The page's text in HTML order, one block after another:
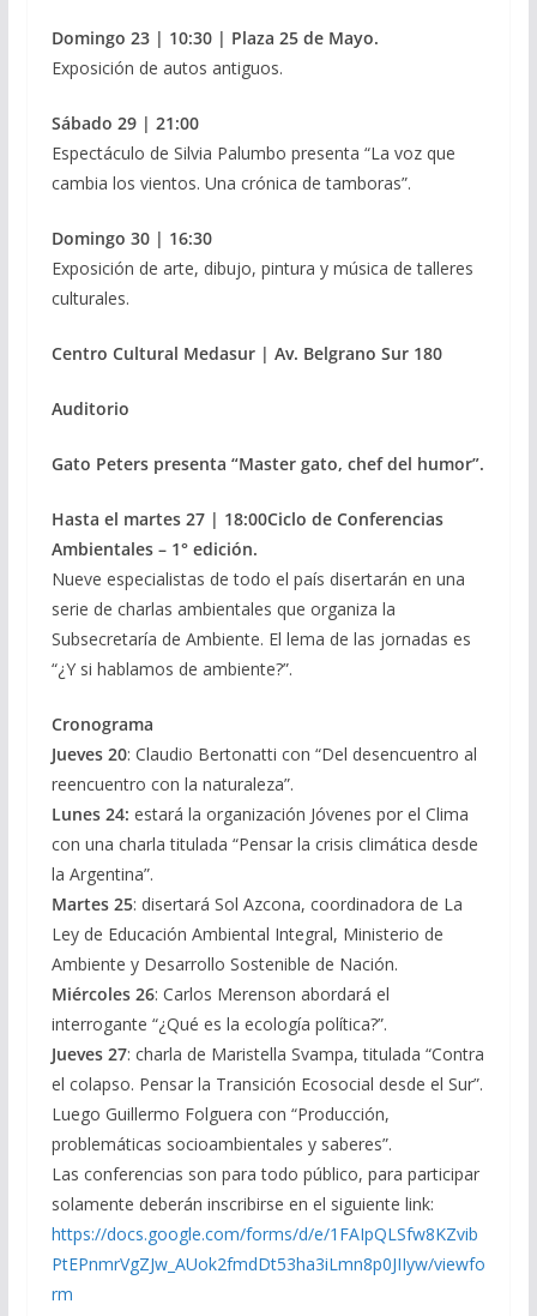
Domingo 23 | 10:30 | Plaza 25 de Mayo.
Exposición de autos antiguos.
Sábado 29 | 21:00
Espectáculo de Silvia Palumbo presenta “La voz que
cambia los vientos. Una crónica de tamboras”.
Domingo 30 | 16:30
Exposición de arte, dibujo, pintura y música de talleres
culturales.
Centro Cultural Medasur | Av. Belgrano Sur 180
Auditorio
Gato Peters presenta “Master gato, chef del humor”.
Hasta el martes 27 | 18:00Ciclo de Conferencias
Ambientales – 1° edición.
Nueve especialistas de todo el país disertarán en una
serie de charlas ambientales que organiza la
Subsecretaría de Ambiente. El lema de las jornadas es
“¿Y si hablamos de ambiente?”.
Cronograma
Jueves 20: Claudio Bertonatti con “Del desencuentro al
reencuentro con la naturaleza”.
Lunes 24: estará la organización Jóvenes por el Clima
con una charla titulada “Pensar la crisis climática desde
la Argentina”.
Martes 25: disertará Sol Azcona, coordinadora de La
Ley de Educación Ambiental Integral, Ministerio de
Ambiente y Desarrollo Sostenible de Nación.
Miércoles 26: Carlos Merenson abordará el
interrogante “¿Qué es la ecología política?”.
Jueves 27: charla de Maristella Svampa, titulada “Contra
el colapso. Pensar la Transición Ecosocial desde el Sur”.
Luego Guillermo Folguera con “Producción,
problemáticas socioambientales y saberes”.
Las conferencias son para todo público, para participar
solamente deberán inscribirse en el siguiente link:
https://docs.google.com/forms/d/e/1FAIpQLSfw8KZvib
PtEPnmrVgZJw_AUok2fmdDt53ha3iLmn8p0JIIyw/viewfo
rm